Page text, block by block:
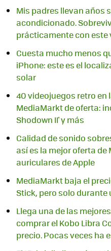
Mis padres llevan años
acondicionado.
prácticamente con
Cuesta mucho menos
iPhone: este es el
solar
40 videojuegos retro en
MediaMarkt de oferta:
Shodown II' y más
Calidad de sonido
así es la mejor oferta
auriculares de Apple
MediaMarkt baja el
Stick, pero solo durante
Llega una de las
comprar el Kobo Libra
precio. Pocas veces ha